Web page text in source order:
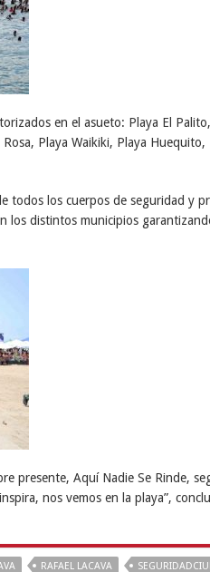
en el asueto: Playa El
Playa Waikiki, Playa
todos los cuerpos de seguridad y
los distintos municipios
presente, Aquí Nadie Se Rinde,
nos vemos en la playa”,
RAFAEL LACAVA